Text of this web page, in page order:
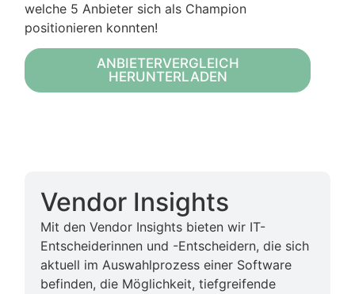
welche 5 Anbieter sich als Champion
positionieren konnten!
ANBIETERVERGLEICH
HERUNTERLADEN
Vendor Insights
Mit den Vendor Insights bieten wir IT-
Entscheiderinnen und -Entscheidern, die sich
aktuell im Auswahlprozess einer Software
befinden, die Möglichkeit, tiefgreifende